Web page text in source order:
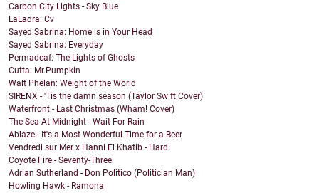
Carbon City Lights - Sky Blue
LaLadra: Cv
Sayed Sabrina: Home is in Your Head
Sayed Sabrina: Everyday
Permadeaf: The Lights of Ghosts
Cutta: Mr.Pumpkin
Walt Phelan: Weight of the World
SIRENX - 'Tis the damn season (Taylor Swift Cover)
Waterfront - Last Christmas (Wham! Cover)
The Sea At Midnight - Wait For Rain
Ablaze - It's a Most Wonderful Time for a Beer
Vendredi sur Mer x Hanni El Khatib - Hard
Coyote Fire - Seventy-Three
Adrian Sutherland - Don Politico (Politician Man)
Howling Hawk - Ramona